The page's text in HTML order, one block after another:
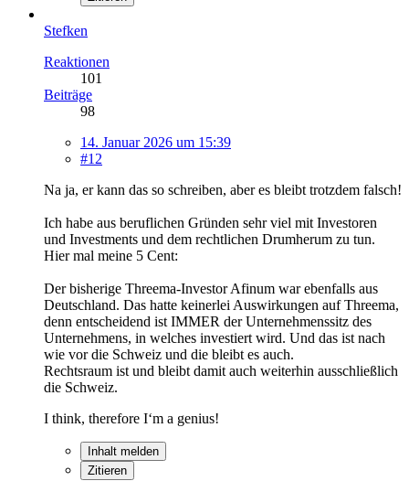
Stefken
Reaktionen
101
Beiträge
98
14. Januar 2026 um 15:39
#12
Na ja, er kann das so schreiben, aber es bleibt trotzdem falsch!
Ich habe aus beruflichen Gründen sehr viel mit Investoren
und Investments und dem rechtlichen Drumherum zu tun.
Hier mal meine 5 Cent:
Der bisherige Threema-Investor Afinum war ebenfalls aus
Deutschland. Das hatte keinerlei Auswirkungen auf Threema,
denn entscheidend ist IMMER der Unternehmenssitz des
Unternehmens, in welches investiert wird. Und das ist nach
wie vor die Schweiz und die bleibt es auch.
Rechtsraum ist und bleibt damit auch weiterhin ausschließlich
die Schweiz.
I think, therefore I‘m a genius!
Inhalt melden
Zitieren